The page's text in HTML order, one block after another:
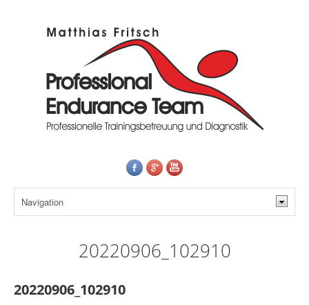
20220906_102910
20220906_102910